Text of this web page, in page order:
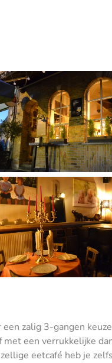
zalig 3-gangen
een verrukkelijke
eetcafé heb je